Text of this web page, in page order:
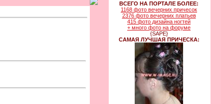
ВСЕГО НА ПОРТАЛЕ БОЛЕЕ:
1168 фото вечерних причесок
2376 фото вечерних платьев
415 фото дизайна ногтей
+ много фото на форуме
{SAPE}
САМАЯ ЛУЧШАЯ ПРИЧЕСКА: